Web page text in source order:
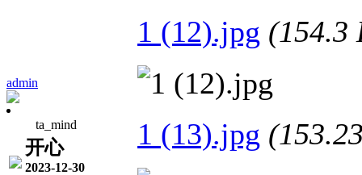
admin
ta_mind
开心
2023-12-30
1 (12).jpg (154.3
1 (13).jpg